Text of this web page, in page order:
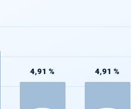
4,91 % 4,91 %